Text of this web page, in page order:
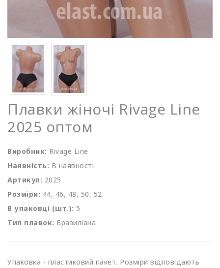
Плавки жіночі Rivage Line
2025 оптом
Виробник: Rivage Line
Наявність: В наявності
Артикул: 2025
Розміри: 44, 46, 48, 50, 52
В упаковці (шт.): 5
Тип плавок: Бразиліана
Упаковка - пластиковий пакет. Розміри відповідають